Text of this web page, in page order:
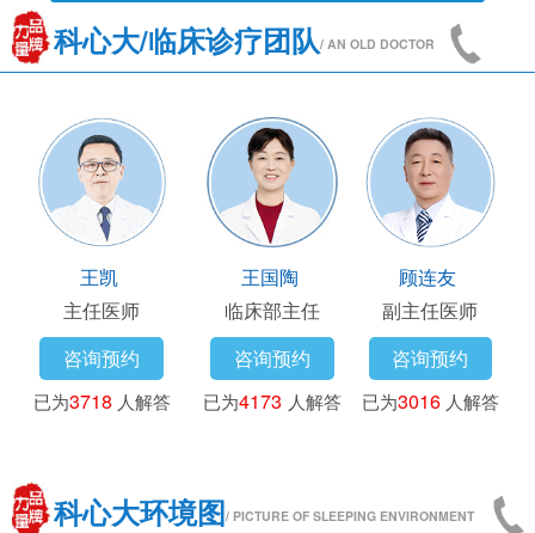
科心大/临床诊疗团队/ AN OLD DOCTOR
王凯
主任医师
咨询预约
已为3718 人解答
王国陶
临床部主任
咨询预约
已为4173 人解答
顾连友
副主任医师
咨询预约
已为3016 人解答
科心大环境图/ PICTURE OF SLEEPING ENVIRONMENT